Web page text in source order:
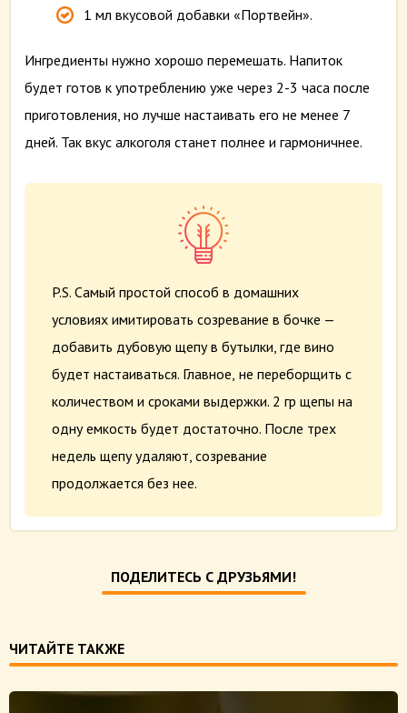
1 мл вкусовой добавки «Портвейн».
Ингредиенты нужно хорошо перемешать. Напиток
будет готов к употреблению уже через 2-3 часа после
приготовления, но лучше настаивать его не менее 7
дней. Так вкус алкоголя станет полнее и гармоничнее.
P.S. Самый простой способ в домашних
условиях имитировать созревание в бочке —
добавить дубовую щепу в бутылки , где вино
будет настаиваться. Главное не переборщить с
количеством и сроками выдержки. 2 гр щепы на
однуемкость будет достаточно. После трех
недель щепу удаляют, созревание
продолжается без нее.
ПОДЕЛИТЕСЬ С ДРУЗЬЯМИ!
ЧИТАЙТЕ ТАКЖЕ